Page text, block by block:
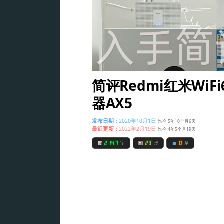
简评Redmi红米
器AX5
发布日期：2020年10月1日 迄今 5年10个月6天
最近更新：2022年2月19日 迄今 4年5个月19天
2147 字 23 张 0 条